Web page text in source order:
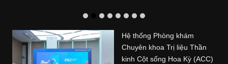
Hệ thống Phòng khám
Chuyên khoa Trị liệu Thần
kinh Cột sống Hoa Kỳ (ACC)